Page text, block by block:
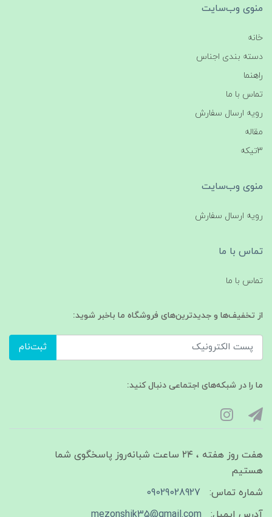
منوی وب‌سایت
خانه
دسته بندی اجناس
راهنما
تماس با ما
رویه ارسال سفارش
مقاله
3تیکه
منوی وب‌سایت
رویه ارسال سفارش
تماس با ما
تماس با ما
از تخفیف‌ها و جدیدترین‌های فروشگاه ما باخبر شوید:
ثبت‌نام
ما را در شبکه‌های اجتماعی دنبال کنید:
هفت روز هفته ، ۲۴ ساعت شبانه‌روز پاسخگوی شما
هستیم
شماره تماس:
09029028927